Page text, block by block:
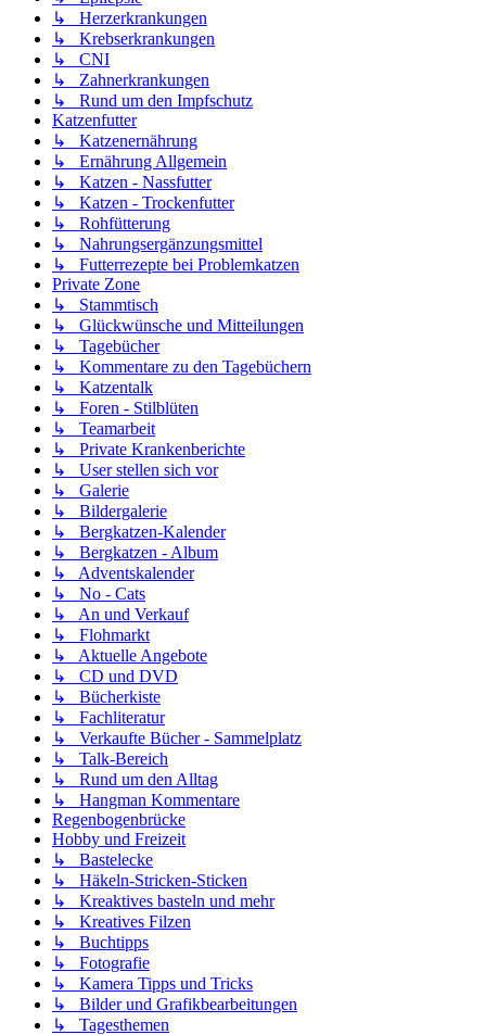
↳ Herzerkrankungen
↳ Krebserkrankungen
↳ CNI
↳ Zahnerkrankungen
↳ Rund um den Impfschutz
Katzenfutter
↳ Katzenernährung
↳ Ernährung Allgemein
↳ Katzen - Nassfutter
↳ Katzen - Trockenfutter
↳ Rohfütterung
↳ Nahrungsergänzungsmittel
↳ Futterrezepte bei Problemkatzen
Private Zone
↳ Stammtisch
↳ Glückwünsche und Mitteilungen
↳ Tagebücher
↳ Kommentare zu den Tagebüchern
↳ Katzentalk
↳ Foren - Stilblüten
↳ Teamarbeit
↳ Private Krankenberichte
↳ User stellen sich vor
↳ Galerie
↳ Bildergalerie
↳ Bergkatzen-Kalender
↳ Bergkatzen - Album
↳ Adventskalender
↳ No - Cats
↳ An und Verkauf
↳ Flohmarkt
↳ Aktuelle Angebote
↳ CD und DVD
↳ Bücherkiste
↳ Fachliteratur
↳ Verkaufte Bücher - Sammelplatz
↳ Talk-Bereich
↳ Rund um den Alltag
↳ Hangman Kommentare
Regenbogenbrücke
Hobby und Freizeit
↳ Bastelecke
↳ Häkeln-Stricken-Sticken
↳ Kreaktives basteln und mehr
↳ Kreatives Filzen
↳ Buchtipps
↳ Fotografie
↳ Kamera Tipps und Tricks
↳ Bilder und Grafikbearbeitungen
↳ Tagesthemen